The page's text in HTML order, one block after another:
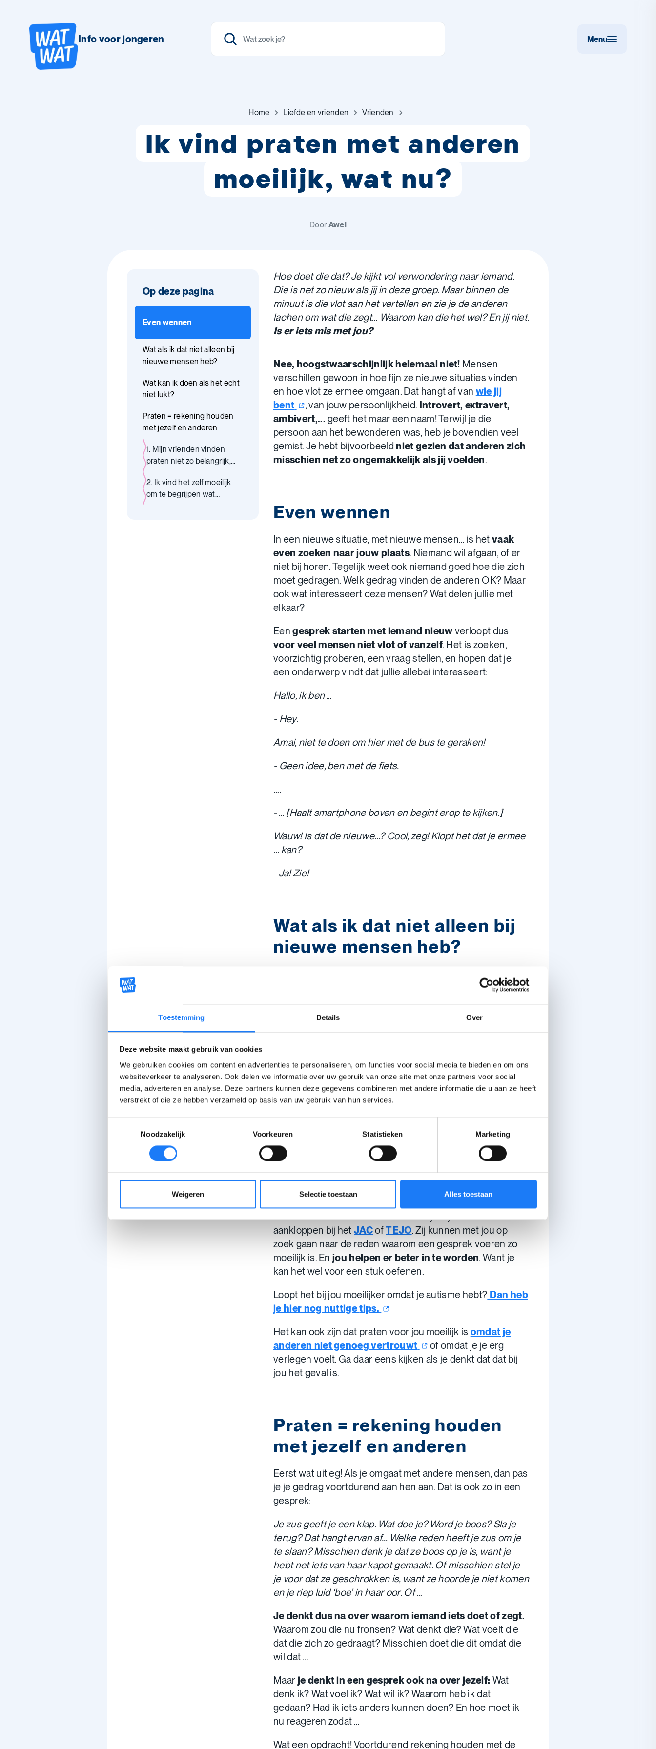
Toestemming Details Over
Deze website maakt gebruik van cookies
We gebruiken cookies om content en advertenties te personaliseren, om functies voor social media te bieden en om ons
websiteverkeer te analyseren. Ook delen we informatie over uw gebruik van onze site met onze partners voor social
media, adverteren en analyse. Deze partners kunnen deze gegevens combineren met andere informatie die u aan ze heeft
verstrekt of die ze hebben verzameld op basis van uw gebruik van hun services.
Noodzakelijk
Voorkeuren Statistieken Marketing
Weigeren Selectie toestaan Alles toestaan
Info voor jongeren Menu
Home Liefde en vrienden Vrienden
Ik vind praten met anderen
moeilijk, wat nu?
DoorAwel
Op deze pagina
Even wennen
Wat als ik dat niet alleen bij
nieuwe mensen heb?
Wat kan ik doen als het echt
niet lukt?
Praten = rekening houden
met jezelf en anderen
1. Mijn vrienden vinden
praten niet zo belangrijk,
2. Ik vind het zelf moeilijk
om te begrijpen wat
Hoe doet die dat? Je kijkt vol verwondering naar iemand.
Die is net zo nieuw als jij in deze groep. Maar binnen de
minuut is die vlot aan het vertellen en zie je de anderen
lachen om wat die zegt… Waarom kan die het wel? En jij niet.
Is er iets mis met jou?
Nee, hoogstwaarschijnlijk helemaal niet! Mensen
verschillen gewoon in hoe fijn ze nieuwe situaties vinden
en hoe vlot ze ermee omgaan. Dat hangt af van wie jij
bent
, van jouw persoonlijkheid. Introvert, extravert,
ambivert,... geeft het maar een naam! Terwijl je die
persoon aan het bewonderen was, heb je bovendien veel
gemist. Je hebt bijvoorbeeldniet gezien dat anderen zich
misschien net zo ongemakkelijk als jij voelden.
Even wennen
In een nieuwe situatie, met nieuwe mensen… is het vaak
even zoeken naar jouw plaats. Niemand wil afgaan, of er
niet bij horen. Tegelijk weet ook niemand goed hoe die zich
moet gedragen. Welk gedrag vinden de anderen OK? Maar
ook wat interesseert deze mensen? Wat delen jullie met
elkaar?
Een gesprek starten met iemand nieuw verloopt dus
voor veel mensen niet vlot of vanzelf. Het is zoeken,
voorzichtig proberen, een vraag stellen, en hopen dat je
een onderwerp vindt dat jullie allebei interesseert:
Hallo, ik ben …
- Hey.
Amai, niet te doen om hier met de bus te geraken!
- Geen idee, ben met de fiets.
….
- … [Haalt smartphone boven en begint erop te kijken.]
Wauw! Is dat de nieuwe…? Cool, zeg! Klopt het dat je ermee
… kan?
- Ja! Zie!
Wat als ik dat niet alleen bij
nieuwe mensen heb?
die ik al jaren ken! Ik weet nooit wat te zeggen tegen
anderen."
Vind je het belangrijk om veel te praten?
Niet alle
Lukt het niet om te praten? Ga samen gamen, dansen, iets
repareren …
Mis je het om te kunnen praten met anderen?
dan doen?
Wat kan ik doen als het echt
niet lukt?
Gaat het echt moeizaam?Dan kan je bijvoorbeeld
aankloppen bij hetJACofTEJO. Zij kunnen met jou op
zoek gaan naar de reden waarom een gesprek voeren zo
moeilijk is. En jou helpen er beter in te worden. Want je
kan het wel voor een stuk oefenen.
Loopt het bij jou moeilijker omdat je autisme hebt? Dan heb
je hier nog nuttigetips.
Het kan ook zijn dat praten voor jou moeilijk is omdat je
anderen niet genoegvertrouwt
of omdat je je erg
verlegen voelt. Ga daar eens kijken als je denkt dat dat bij
jou het geval is.
Praten = rekening houden
met jezelf en anderen
Eerst wat uitleg! Als je omgaat met andere mensen, dan pas
je je gedrag voortdurend aan hen aan. Dat is ook zo in een
gesprek:
Je zus geeft je een klap. Wat doe je? Word je boos? Sla je
terug? Dat hangt ervan af… Welke reden heeft je zus om je
te slaan? Misschien denk je dat ze boos op je is, want je
hebt net iets van haar kapot gemaakt. Of misschien stel je
je voor dat ze geschrokken is, want ze hoorde je niet komen
en je riep luid ‘boe’ in haar oor. Of …
Je denkt dus na over waarom iemand iets doet of zegt.
Waarom zou die nu fronsen? Wat denkt die? Wat voelt die
dat die zich zo gedraagt? Misschien doet die dit omdat die
wil dat …
Maar je denkt in een gesprek ook na over jezelf: Wat
denk ik? Wat voel ik? Wat wil ik? Waarom heb ik dat
gedaan? Had ik iets anders kunnen doen? En hoe moet ik
nu reageren zodat …
Wat een opdracht! Voortdurend rekening houden met de